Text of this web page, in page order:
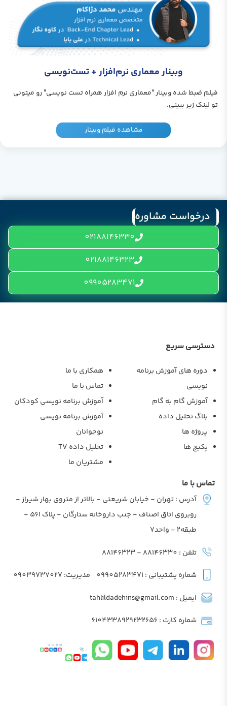
وبینار معماری نرم‌افزار + تست‌نویسی
فیلم ضبط شده وبینار "معماری نرم افزار همراه تست نویسی" رو میتونی
تو لینک زیر ببینی.
مشاهده فیلم وبینار
درخواست مشاوره
02188146330
02188146323
09905283471
دسترسی سریع
دوره های آموزش برنامه
نویسی
آموزش گام به گام
بلاگ تحلیل داده
پروژه ها
پکیج ها
همکاری با ما
تماس با ما
آموزش برنامه نویسی کودکان
آموزش برنامه نویسی
نوجوانان
تحلیل داده TV
مشتریان ما
تماس با ما
آدرس : تهران - خیابان شریعتی - بالاتر از متروی بهار شیراز -
روبروی اتاق اصناف - جنب داروخانه ستارگان - پلاک 561 -
طبقه2 - واحد7
تلفن : 88146330 - 88146323
شماره پشتیبانی : 09905283471 مدیریت: 09039737027
ایمیل : tahlildadehins@gmail.com
شماره کارت : 6104338929232656